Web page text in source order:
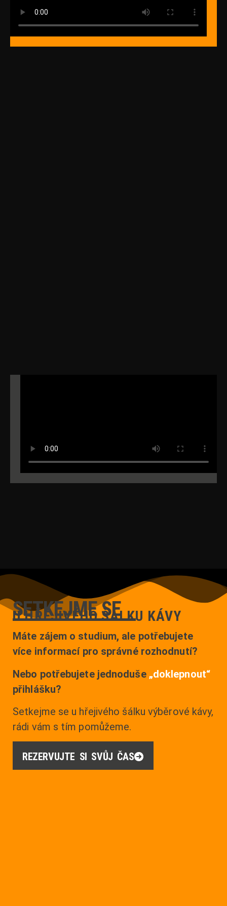
SETKEJME SE
U HŘEJIVÉHO ŠÁLKU KÁVY
Máte zájem o studium, ale potřebujete
více informací pro správné rozhodnutí?
Nebo potřebujete jednoduše „doklepnout“
přihlášku?
Setkejme se u hřejivého šálku výběrové kávy,
rádi vám s tím pomůžeme.
REZERVUJTE SI SVŮJ ČAS